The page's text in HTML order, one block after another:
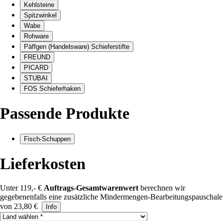
Kehlsteine
Spitzwinkel
Wabe
Rohware
Päffgen (Handelsware) Schieferstifte
FREUND
PICARD
STUBAI
FOS Schieferhaken
Passende Produkte
Fisch-Schuppen
Lieferkosten
Unter 119,- € Auftrags-Gesamtwarenwert berechnen wir
gegebenenfalls eine zusätzliche Mindermengen-Bearbeitungspauschale
von 23,80 €
Info
Land auswählen